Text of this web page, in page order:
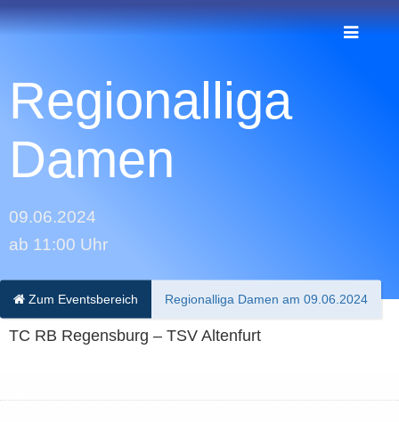
Regionalliga
Damen
09.06.2024
ab 11:00 Uhr
Zum Eventsbereich Regionalliga Damen am 09.06.2024
TC RB Regensburg – TSV Altenfurt